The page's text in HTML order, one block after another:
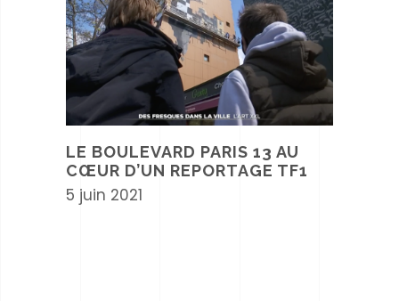
LE BOULEVARD PARIS 13 AU
CŒUR D’UN REPORTAGE TF1
5 juin 2021